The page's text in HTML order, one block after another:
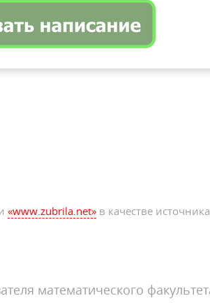
«www.zubrila.net» в качестве источника.
математического